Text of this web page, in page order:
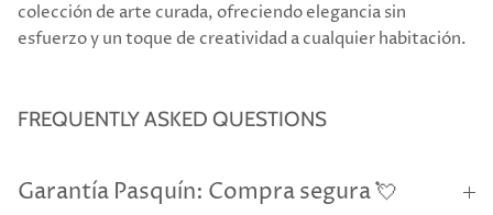
colección de arte curada, ofreciendo elegancia sin
esfuerzo y un toque de creatividad a cualquier habitación.
FREQUENTLY ASKED QUESTIONS
Garantía Pasquín: Compra segura 💘